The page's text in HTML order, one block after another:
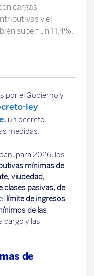
cargas
y el
suben un 11,4%.
por el Gobierno y
ley
, un decreto
medidas.
para 2026, los
mínimas de
viudedad,
clases pasivas, de
límite de ingresos
de las
cargo y las
de